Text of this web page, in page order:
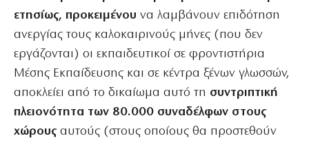
ετησίως, προκειμένου να λαμβάνουν επιδότηση
ανεργίας τους καλοκαιρινούς μήνες (που δεν
εργάζονται) οι εκπαιδευτικοί σε φροντιστήρια
Μέσης Εκπαίδευσης και σε κέντρα ξένων γλωσσών,
αποκλείει από το δικαίωμα αυτό τη συντριπτική
πλειονότητα των 80.000 συναδέλφων στους
χώρους αυτούς (στους οποίους θα προστεθούν